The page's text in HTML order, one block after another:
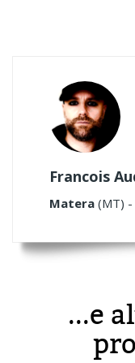
Francois
Matera (MT) -
...e